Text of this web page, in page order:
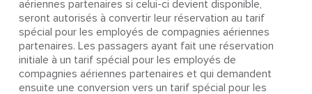
aériennes partenaires si celui-ci devient disponible,
seront autorisés à convertir leur réservation au tarif
spécial pour les employés de compagnies aériennes
partenaires. Les passagers ayant fait une réservation
initiale à un tarif spécial pour les employés de
compagnies aériennes partenaires et qui demandent
ensuite une conversion vers un tarif spécial pour les